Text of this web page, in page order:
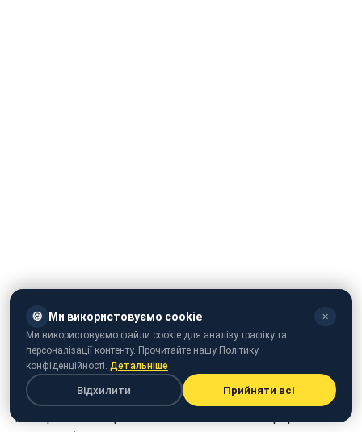
Советская комедия Эльдара Рязанова "Ирония
судьбы, или С легким паром!" вернется на экраны
телезрителей Украины после 2-летнего перерыва. Об
🍪 Ми використовуємо cookie ✕
Ми використовуємо файли cookie для аналізу трафіку та
персоналізації контенту. Прочитайте нашу Політику
конфіденційності. Детальніше
Відхилити Прийняти всі